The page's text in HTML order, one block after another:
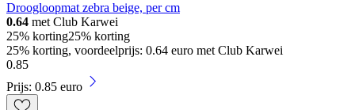
Droogloopmat zebra beige, per cm
0.64 met Club Karwei
25% korting25% korting
25% korting, voordeelprijs: 0.64 euro met Club Karwei
0.85
Prijs: 0.85 euro